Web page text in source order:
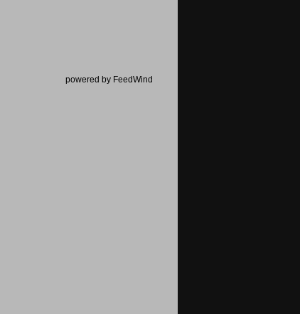
powered by FeedWind